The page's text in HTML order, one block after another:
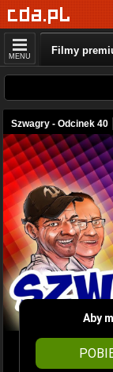
MENU Filmy
Szwagry - Odcinek 40
Aby